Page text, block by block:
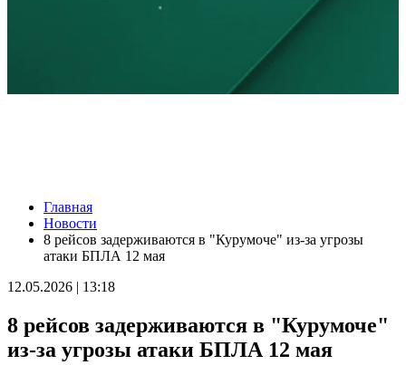
Шостакович и сказки: в Самаре прошел необычный концерт
07.08.2026 | 17:05
Реализация масштабных задач отрасли: Вячеслав Федорищев
вручил государственные и региональные награды в
07.08.2026 | 17:04
дружин в безопасность Самарской области
07.08.2026 | 17:02
7 августа Волга у берегов Самары прогрелась почти до 24 °C
Главная
Новости
8 рейсов задерживаются в "Курумоче" из-за угрозы
атаки БПЛА 12 мая
12.05.2026 | 13:18
8 рейсов задерживаются в "Курумоче"
из-за угрозы атаки БПЛА 12 мая